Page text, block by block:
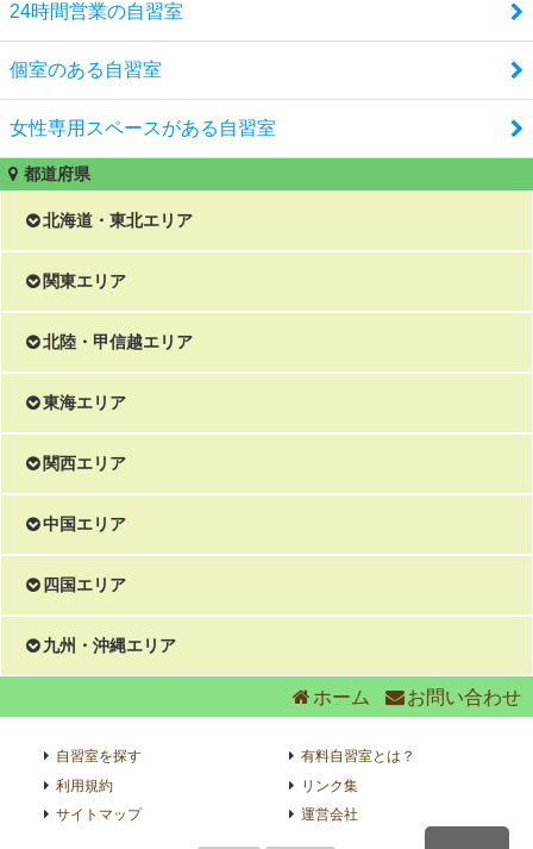
24時間営業の自習室
個室のある自習室
女性専用スペースがある自習室
都道府県
北海道・東北エリア
北海道
青森
秋田
岩手
山形
関東エリア
東京
神奈川
千葉
埼玉
茨城
北陸・甲信越エリア
新潟
山梨
長野
石川
富山
東海エリア
愛知
岐阜
静岡
三重
関西エリア
大阪
兵庫
京都
奈良
和歌山
中国エリア
広島
岡山
島根
山口
四国エリア
香川
愛媛
高知
九州・沖縄エリア
佐賀
長崎
お問い合わせ
ホーム
自習室を探す
有料自習室とは？
利用規約
リンク集
サイトマップ
運営会社